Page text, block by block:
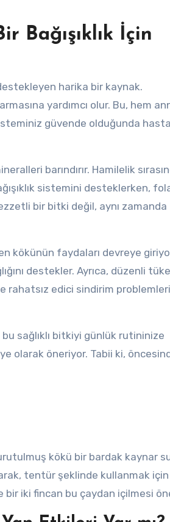
Bağışıklık İçin
harika bir kaynak.
yardımcı olur. Bu, hem
güvende olduğunda
barındırır. Hamilelik
sistemini desteklerken,
bir bitki değil, aynı zamanda
kökünün faydaları devreye
destekler. Ayrıca, düzenli
rahatsız edici sindirim
sağlıklı bitkiyi günlük rutininize
olarak öneriyor. Tabii ki,
kökü bir bardak kaynar
tentür şeklinde kullanmak için
iki fincan bu çaydan içilmesi